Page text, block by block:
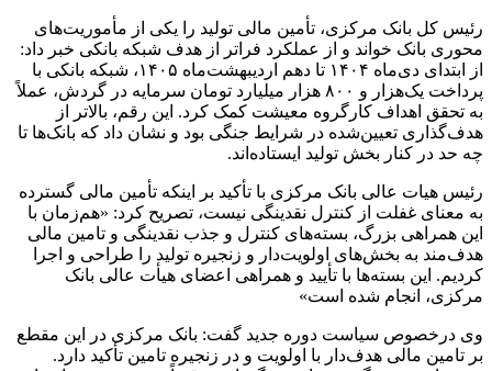
رئیس کل بانک مرکزی، تأمین مالی تولید را یکی از مأموریت‌های
محوری بانک خواند و از عملکرد فراتر از هدف شبکه بانکی خبر داد:
از ابتدای دی‌ماه ۱۴۰۴ تا دهم اردیبهشت‌ماه ۱۴۰۵، شبکه بانکی با
پرداخت یک‌هزار و ۸۰۰ هزار میلیارد تومان سرمایه در گردش، عملاً
به تحقق اهداف کارگروه معیشت کمک کرد. این رقم، بالاتر از
هدف‌گذاری تعیین‌شده در شرایط جنگی بود و نشان داد که بانک‌ها تا
چه حد در کنار بخش تولید ایستاده‌اند.
رئیس هیات عالی بانک مرکزی با تأکید بر اینکه تأمین مالی گسترده
به معنای غفلت از کنترل نقدینگی نیست، تصریح کرد: «هم‌زمان با
این همراهی بزرگ، بسته‌های کنترل و جذب نقدینگی و تامین مالی
هدف‌مند به بخش‌های اولویت‌دار و زنجیره تولید را طراحی و اجرا
کردیم. این بسته‌ها با تأیید و همراهی اعضای هیأت عالی بانک
مرکزی، انجام شده است»
وی درخصوص سیاست دوره جدید گفت: بانک مرکزی در این مقطع
بر تامین مالی هدف‌دار ‌با اولویت و در زنجیره تامین تأکید دارد.